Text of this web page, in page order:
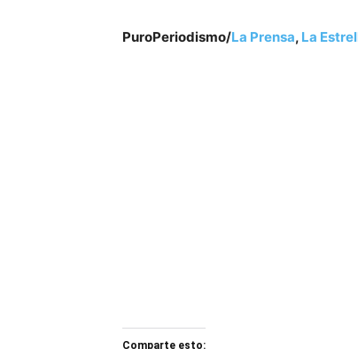
PuroPeriodismo/La Prensa, La
Comparte esto: